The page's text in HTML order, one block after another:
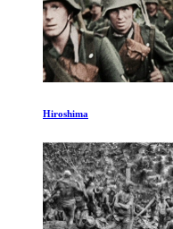
El Poder de la Duda